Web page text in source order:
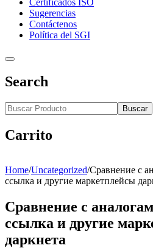
Certificados ISO
Sugerencias
Contáctenos
Política del SGI
Search
Buscar
Carrito
Home/Uncategorized/Сравнение с
ссылка и другие маркетплейсы
Сравнение с
ссылка и другие
даркнета